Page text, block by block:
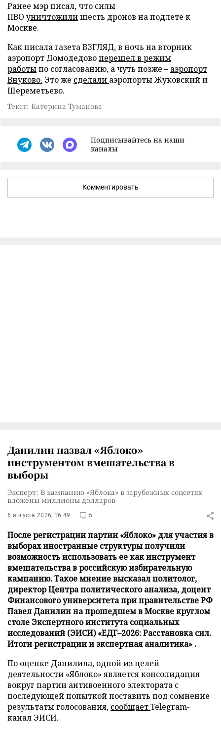
Ранее мэр писал, что силы
ПВО уничтожилишесть дронов на подлете к
Москве.
Как писала газета ВЗГЛЯД, в ночь на вторник
аэропорт Домодедовоперешел в режим
работыпо согласованию, а чуть позже – аэропорт
Внуково. Это же сделали аэропорты Жуковский и
Шереметьево.
Текст: Катерина Туманова
Подписывайтесь на наши
каналы
Комментировать
Данилин назвал «Яблоко»
инструментом вмешательства в
выборы
Эксперт: В кампанию «Яблока» в зарубежных соцсетях
вложены миллионы долларов
6 августа 2026, 16:49 5
После регистрации партии «Яблоко» для участия в
выборах иностранные структуры получили
возможность использовать ее как инструмент
вмешательства в российскую избирательную
кампанию. Такое мнение высказал политолог,
директор Центра политического анализа, доцент
Финансового университета при правительстве РФ
Павел Данилин на прошедшем в Москве круглом
столе Экспертного института социальных
исследований (ЭИСИ) «ЕДГ–2026: Расстановка сил.
Итоги регистрации и экспертная аналитика» .
По оценке Данилила, одной из целей
деятельности «Яблоко» является консолидация
вокруг партии антивоенного электората с
последующей попыткой поставить под сомнение
результаты голосования, сообщаетTelegram-
канал ЭИСИ.